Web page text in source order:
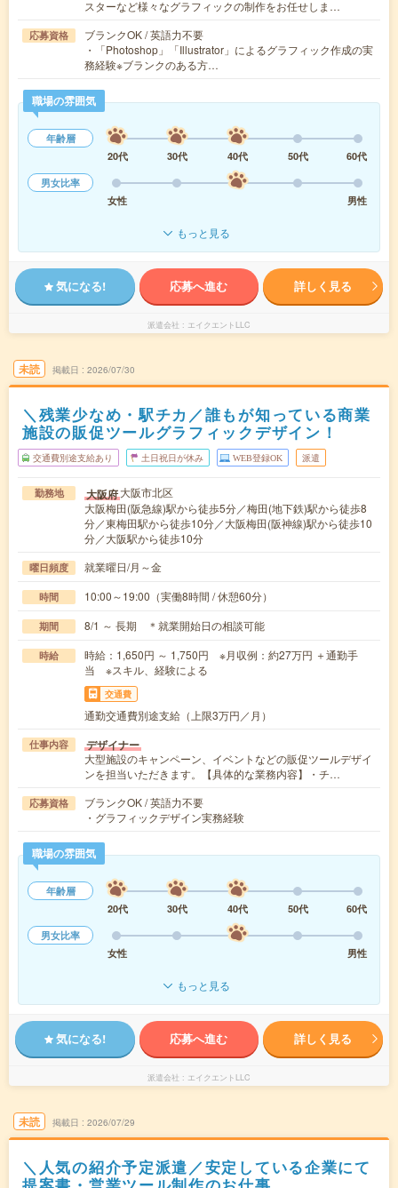
スターなど様々なグラフィックの制作をお任せしま…
応募資格
ブランクOK / 英語力不要
・「Photoshop」「Illustrator」によるグラフィック作成の実
務経験※ブランクのある方…
職場の雰囲気
年齢層
20代
30代 40代 50代
60代
男女比率
女性
男性
もっと見る
気になる! 応募へ進む 詳しく見る
派遣会社 エイクエントLLC
未読 掲載日 2026/07/30
＼残業少なめ・駅チカ／誰もが知っている商業
施設の販促ツールグラフィックデザイン！
交通費別途支給あり 土日祝日が休み WEB登録OK 派遣
勤務地 大阪府大阪市北区
大阪梅田(阪急線)駅から徒歩5分／梅田(地下鉄)駅から徒歩8
分／東梅田駅から徒歩10分／大阪梅田(阪神線)駅から徒歩10
分／大阪駅から徒歩10分
曜日頻度 就業曜日/月～金
時間 10:00～19:00（実働8時間 / 休憩60分）
期間 8/1 ～ 長期 ＊就業開始日の相談可能
時給
時給：1,650円 ～ 1,750円 ※月収例：約27万円 ＋通勤手
当 ※スキル、経験による
交通費
通勤交通費別途支給（上限3万円／月）
仕事内容 デザイナー
大型施設のキャンペーン、イベントなどの販促ツールデザイ
ンを担当いただきます。【具体的な業務内容】・チ…
応募資格
ブランクOK / 英語力不要
・グラフィックデザイン実務経験
職場の雰囲気
年齢層
20代
30代 40代 50代
60代
男女比率
女性
男性
もっと見る
気になる! 応募へ進む 詳しく見る
派遣会社 エイクエントLLC
未読 掲載日 2026/07/29
＼人気の紹介予定派遣／安定している企業にて